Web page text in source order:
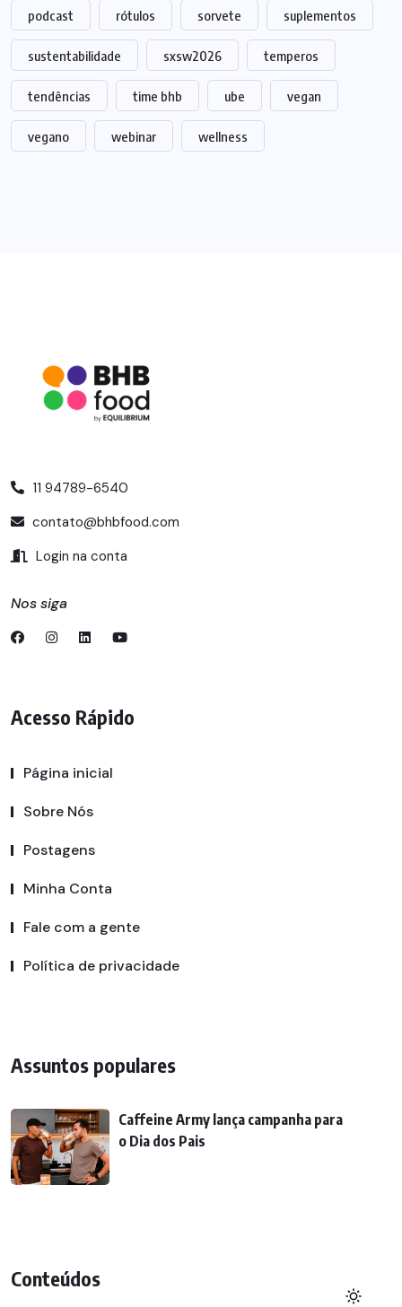
podcast rótulos sorvete suplementos
sustentabilidade sxsw2026 temperos
tendências time bhb ube vegan
vegano webinar wellness
11 94789-6540
contato@bhbfood.com
Login na conta
Nos siga
Acesso Rápido
Página inicial
Sobre Nós
Postagens
Minha Conta
Fale com a gente
Política de privacidade
Assuntos populares
Caffeine Army lança campanha para
o Dia dos Pais
Conteúdos